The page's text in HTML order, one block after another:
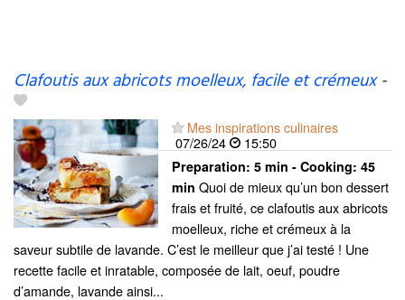
Clafoutis aux abricots moelleux, facile et crémeux-
Mes inspirations culinaires
07/26/24
15:50
Preparation: 5 min - Cooking: 45
min Quoi de mieux qu’un bon dessert
frais et fruité, ce clafoutis aux abricots
moelleux, riche et crémeux à la
saveur subtile de lavande. C’est le meilleur que j’ai testé ! Une
recette facile et inratable, composée de lait, oeuf, poudre
d’amande, lavande ainsi...